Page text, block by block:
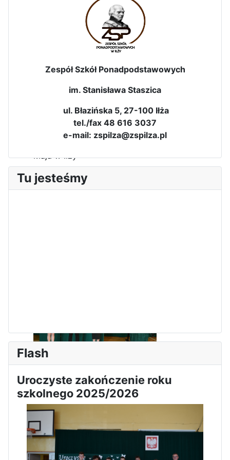
Sukces Kingi na XXXVI
Obchody Święta Konstytucji 3
Maja w Iłży
uchwalenia Konstytucji 3 Maja
Zespół Szkół Ponadpodstawowych
im. Stanisława Staszica
ul. Błazińska 5, 27-100 Iłża
tel./fax 48 616 3037
e-mail: zspilza@zspilza.pl
Tu jesteśmy
Flash
Uroczyste zakończenie roku
szkolnego 2025/2026